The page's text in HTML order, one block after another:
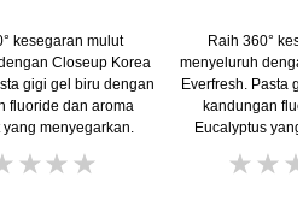
kesegaran mulut
Closeup Korea
gigi gel biru dengan
fluoride dan aroma
menyegarkan.
Tidak
Raih 360°
menyeluruh
Everfresh. Pasta
kandungan
Eucalyptus